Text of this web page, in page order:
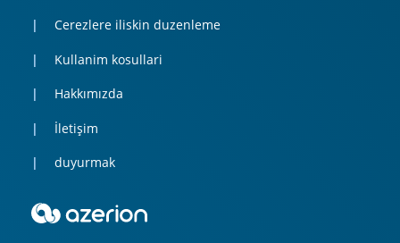
Cerezlere iliskin duzenleme
Kullanim kosullari
Hakkımızda
İletişim
duyurmak